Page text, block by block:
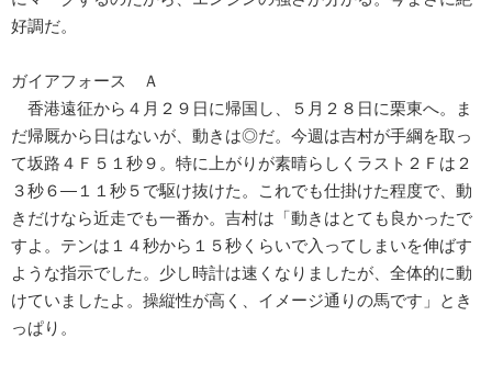
好調だ。
ガイアフォース Ａ
香港遠征から４月２９日に帰国し、５月２８日に栗東へ。ま
だ帰厩から日はないが、動きは◎だ。今週は吉村が手綱を取っ
て坂路４Ｆ５１秒９。特に上がりが素晴らしくラスト２Ｆは２
３秒６―１１秒５で駆け抜けた。これでも仕掛けた程度で、動
きだけなら近走でも一番か。吉村は「動きはとても良かったで
すよ。テンは１４秒から１５秒くらいで入ってしまいを伸ばす
ような指示でした。少し時計は速くなりましたが、全体的に動
けていましたよ。操縦性が高く、イメージ通りの馬です」とき
っぱり。